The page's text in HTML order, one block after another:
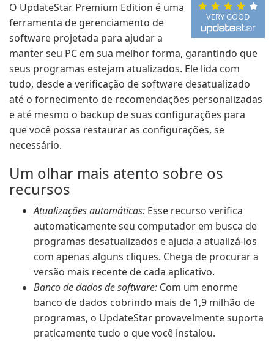
VERY GOOD
O UpdateStar Premium Edition é uma
ferramenta de gerenciamento de
software projetada para ajudar a
manter seu PC em sua melhor forma, garantindo que
seus programas estejam atualizados. Ele lida com
tudo, desde a verificação de software desatualizado
até o fornecimento de recomendações personalizadas
e até mesmo o backup de suas configurações para
que você possa restaurar as configurações, se
necessário.
Um olhar mais atento sobre os
recursos
Atualizações automáticas: Esse recurso verifica
automaticamente seu computador em busca de
programas desatualizados e ajuda a atualizá-los
com apenas alguns cliques. Chega de procurar a
versão mais recente de cada aplicativo.
Banco de dados de software: Com um enorme
banco de dados cobrindo mais de 1,9 milhão de
programas, o UpdateStar provavelmente suporta
praticamente tudo o que você instalou.